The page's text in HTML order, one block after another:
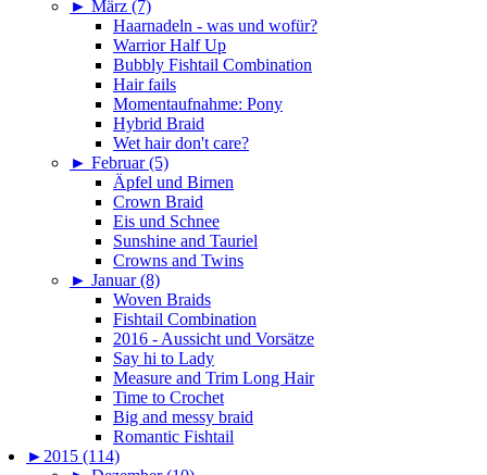
► März (7)
Haarnadeln - was und wofür?
Warrior Half Up
Bubbly Fishtail Combination
Hair fails
Momentaufnahme: Pony
Hybrid Braid
Wet hair don't care?
► Februar (5)
Äpfel und Birnen
Crown Braid
Eis und Schnee
Sunshine and Tauriel
Crowns and Twins
► Januar (8)
Woven Braids
Fishtail Combination
2016 - Aussicht und Vorsätze
Say hi to Lady
Measure and Trim Long Hair
Time to Crochet
Big and messy braid
Romantic Fishtail
► 2015 (114)